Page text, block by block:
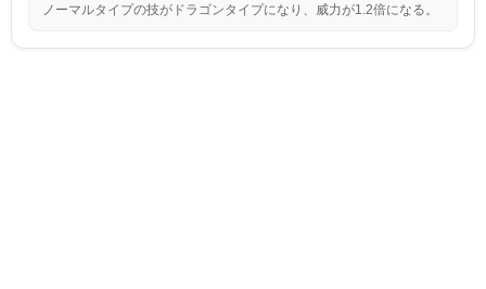
ノーマルタイプの技がドラゴンタイプになり、威力が1.2倍になる。